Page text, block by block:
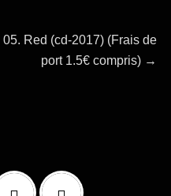
Article
suivant :
05. Red (cd-2017) (Frais de
port 1.5€ compris) →